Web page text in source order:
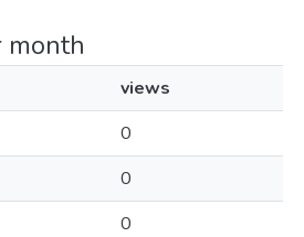
month
views
0
0
0